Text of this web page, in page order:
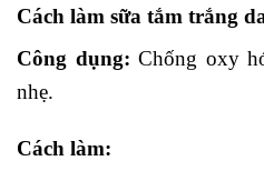
Cách làm sữa tắm trắng
Công dụng: Chống oxy
nhẹ.
Cách làm: